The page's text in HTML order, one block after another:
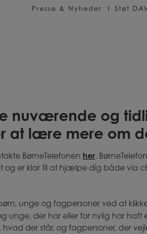
Presse & Nyheder Støt
nuværende og
at lære mere om
BørneTelefonen her.
og er klar til at hjælpe dig både via
unge og fagpersoner ved at
unge, der har eller for nylig har haft
der står, og fagpersoner, der